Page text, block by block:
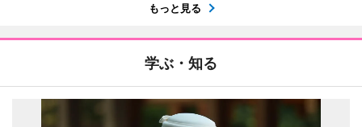
もっと見る
学ぶ・知る